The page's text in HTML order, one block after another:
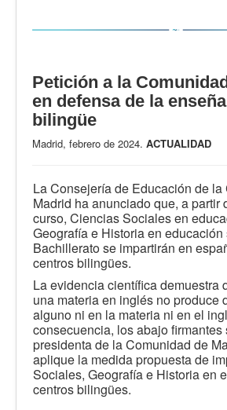
Petición a la
en defensa de la
bilingüe
Madrid, febrero de 2024. ACTUALIDAD
La Consejería de Educación de
Madrid ha anunciado que, a partir
curso, Ciencias Sociales en
Geografía e Historia en
Bachillerato se impartirán en
centros bilingües.
La evidencia científica demuestra
una materia en inglés no produce
alguno ni en la materia ni en el
consecuencia, los abajo
presidenta de la Comunidad de
aplique la medida propuesta de
Sociales, Geografía e Historia en
centros bilingües.